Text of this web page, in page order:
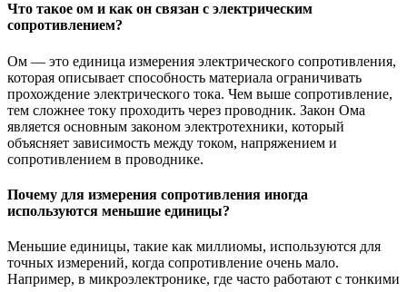
Что такое ом и как он связан с электрическим
сопротивлением?
Ом — это единица измерения электрического сопротивления,
которая описывает способность материала ограничивать
прохождение электрического тока. Чем выше сопротивление,
тем сложнее току проходить через проводник. Закон Ома
является основным законом электротехники, который
объясняет зависимость между током, напряжением и
сопротивлением в проводнике.
Почему для измерения сопротивления иногда
используются меньшие единицы?
Меньшие единицы, такие как миллиомы, используются для
точных измерений, когда сопротивление очень мало.
Например, в микроэлектронике, где часто работают с тонкими